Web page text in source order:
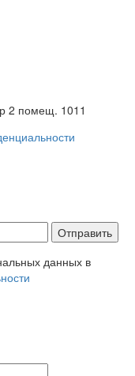
2 помещ. 1011
данных в